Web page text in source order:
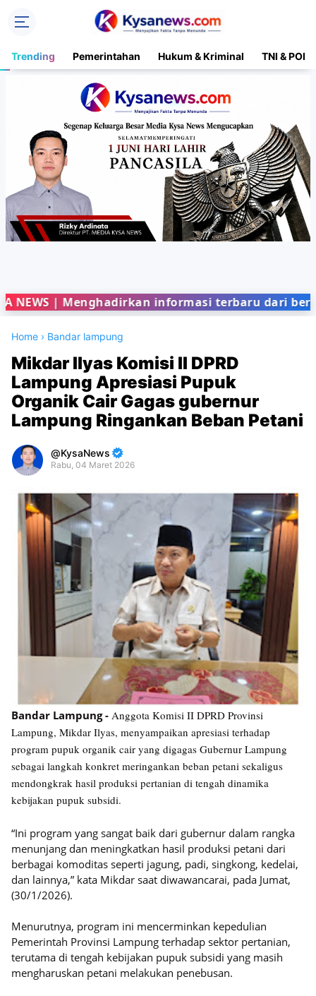
Trending Pemerintahan Hukum & Kriminal TNI &
| Menghadirkan informasi terbaru dari berbagai
Home › Bandar lampung
Mikdar Ilyas Komisi II DPRD
Lampung Apresiasi Pupuk
Organik Cair Gagas gubernur
Lampung Ringankan Beban Petani
KysaNews
Rabu, 04 Maret 2026
Premium
By
Raushan
Design
With
Shroff
Templates
Bandar Lampung - Anggota Komisi II DPRD Provinsi
Lampung, Mikdar Ilyas, menyampaikan apresiasi terhadap
program pupuk organik cair yang digagas Gubernur Lampung
sebagai langkah konkret meringankan beban petani sekaligus
mendongkrak hasil produksi pertanian di tengah dinamika
kebijakan pupuk subsidi.
“Ini program yang sangat baik dari gubernur dalam rangka
menunjang dan meningkatkan hasil produksi petani dari
berbagai komoditas seperti jagung, padi, singkong, kedelai,
dan lainnya,” kata Mikdar saat diwawancarai, pada Jumat,
(30/1/2026).
Menurutnya, program ini mencerminkan kepedulian
Pemerintah Provinsi Lampung terhadap sektor pertanian,
terutama di tengah kebijakan pupuk subsidi yang masih
mengharuskan petani melakukan penebusan.